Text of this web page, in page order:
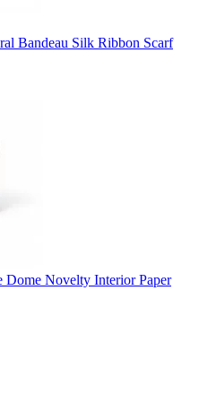
Bandeau Silk Ribbon Scarf
Novelty Interior Paper